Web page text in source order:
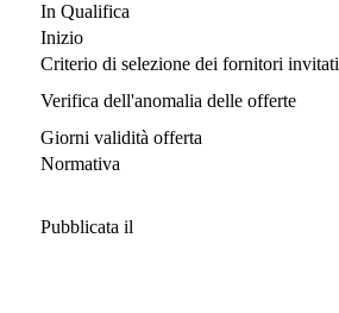
In Qualifica
Inizio
Criterio di selezione dei fornitori invitati
Verifica dell'anomalia delle offerte
Giorni validità offerta
Normativa
Pubblicata il